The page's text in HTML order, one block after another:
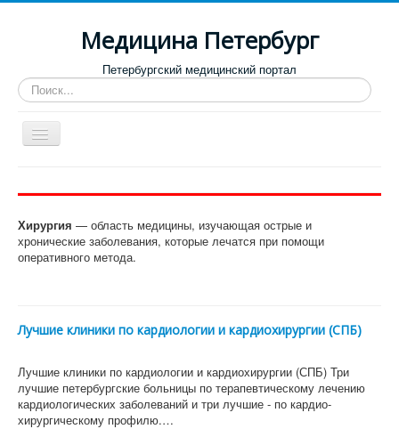
Медицина Петербург
Петербургский медицинский портал
Искать...
Toggle
Navigation
Роддома и женские консультации
Диспансеры
Отзывы о медицинских учреждениях
Хирургия — область медицины, изучающая острые и
хронические заболевания, которые лечатся при помощи
оперативного метода.
Лучшие клиники по кардиологии и кардиохирургии (СПБ)
Лучшие клиники по кардиологии и кардиохирургии (СПБ) Три
лучшие петербургские больницы по терапевтическому лечению
кардиологических заболеваний и три лучшие - по кардио-
хирургическому профилю.…